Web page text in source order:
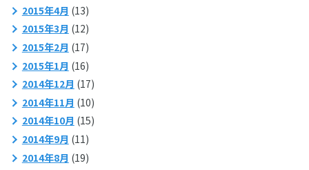
2015年4月 (13)
2015年3月 (12)
2015年2月 (17)
2015年1月 (16)
2014年12月 (17)
2014年11月 (10)
2014年10月 (15)
2014年9月 (11)
2014年8月 (19)